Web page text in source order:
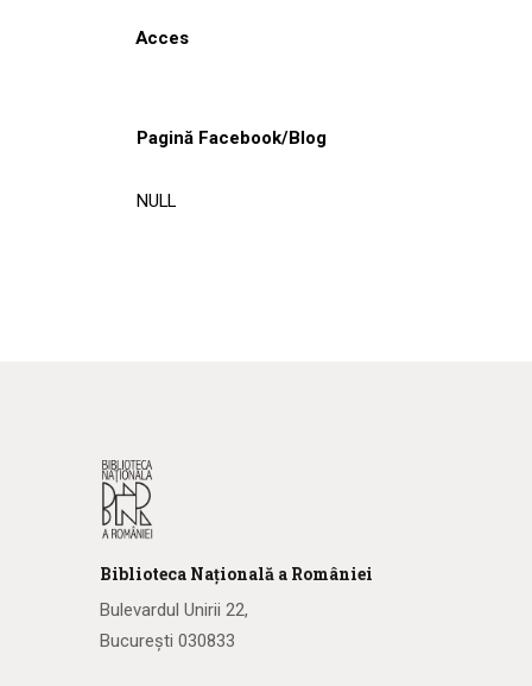
Acces
Pagină Facebook/Blog
NULL
Biblioteca Națională a României
Bulevardul Unirii 22,
București 030833